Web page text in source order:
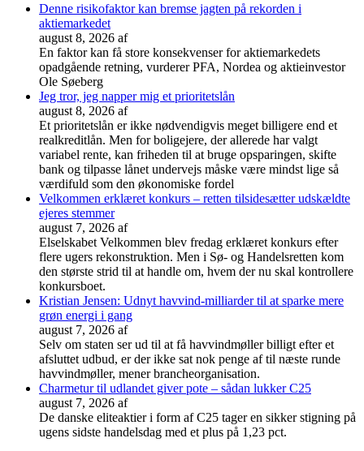
Denne risikofaktor kan bremse jagten på rekorden i
aktiemarkedet
august 8, 2026 af
En faktor kan få store konsekvenser for aktiemarkedets
opadgående retning, vurderer PFA, Nordea og aktieinvestor
Ole Søeberg
Jeg tror, jeg napper mig et prioritetslån
august 8, 2026 af
Et prioritetslån er ikke nødvendigvis meget billigere end et
realkreditlån. Men for boligejere, der allerede har valgt
variabel rente, kan friheden til at bruge opsparingen, skifte
bank og tilpasse lånet undervejs måske være mindst lige så
værdifuld som den økonomiske fordel
Velkommen erklæret konkurs – retten tilsidesætter udskældte
ejeres stemmer
august 7, 2026 af
Elselskabet Velkommen blev fredag erklæret konkurs efter
flere ugers rekonstruktion. Men i Sø- og Handelsretten kom
den største strid til at handle om, hvem der nu skal kontrollere
konkursboet.
Kristian Jensen: Udnyt havvind-milliarder til at sparke mere
grøn energi i gang
august 7, 2026 af
Selv om staten ser ud til at få havvindmøller billigt efter et
afsluttet udbud, er der ikke sat nok penge af til næste runde
havvindmøller, mener brancheorganisation.
Charmetur til udlandet giver pote – sådan lukker C25
august 7, 2026 af
De danske eliteaktier i form af C25 tager en sikker stigning på
ugens sidste handelsdag med et plus på 1,23 pct.